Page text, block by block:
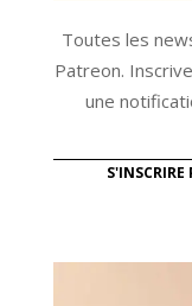
Toutes les
Patreon.
une
S'INSCRIRE